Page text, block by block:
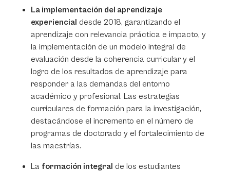
La implementación del aprendizaje
experiencial desde 2018, garantizando el
aprendizaje con relevancia práctica e impacto, y
la implementación de un modelo integral de
evaluación desde la coherencia curricular y el
logro de los resultados de aprendizaje para
responder a las demandas del entorno
académico y profesional. Las estrategias
curriculares de formación para la investigación,
destacándose el incremento en el número de
programas de doctorado y el fortalecimiento de
las maestrías.
La formación integral de los estudiantes